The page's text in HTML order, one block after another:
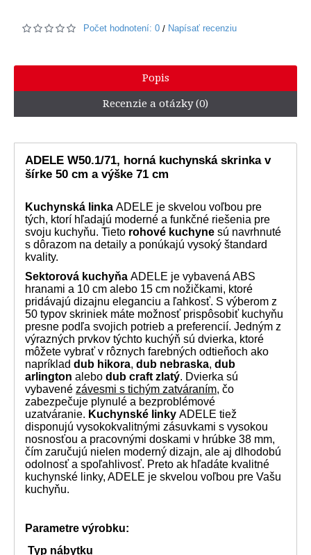
Počet hodnotení: 0 / Napísať recenziu
Popis
Recenzie a otázky (0)
ADELE W50.1/71, horná kuchynská skrinka v
šírke 50 cm a výške 71 cm
Kuchynská linka ADELE je skvelou voľbou pre
tých, ktorí hľadajú moderné a funkčné riešenia pre
svoju kuchyňu. Tieto rohové kuchyne sú navrhnuté
s dôrazom na detaily a ponúkajú vysoký štandard
kvality.
Sektorová kuchyňa ADELE je vybavená ABS
hranami a 10 cm alebo 15 cm nožičkami, ktoré
pridávajú dizajnu eleganciu a ľahkosť. S výberom z
50 typov skriniek máte možnosť prispôsobiť kuchyňu
presne podľa svojich potrieb a preferencií. Jedným z
výrazných prvkov týchto kuchýň sú dvierka, ktoré
môžete vybrať v rôznych farebných odtieňoch ako
napríklad dub hikora, dub nebraska, dub
arlington alebo dub craft zlatý. Dvierka sú
vybavené závesmi s tichým zatváraním, čo
zabezpečuje plynulé a bezproblémové
uzatváranie. Kuchynské linky ADELE tiež
disponujú vysokokvalitnými zásuvkami s vysokou
nosnosťou a pracovnými doskami v hrúbke 38 mm,
čím zaručujú nielen moderný dizajn, ale aj dlhodobú
odolnosť a spoľahlivosť. Preto ak hľadáte kvalitné
kuchynské linky, ADELE je skvelou voľbou pre Vašu
kuchyňu.
Parametre výrobku:
Typ nábytku